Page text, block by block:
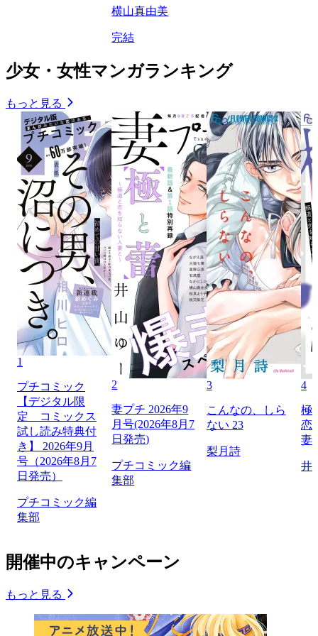
横山真由美
完結
少女・女性マンガランキング
もっと見る
1
プチコミック
【デジタル限
定 コミックス
試し読み特典付
き】 2026年9月
号（2026年8月7
日発売）
プチコミック編
集部
2
妻プチ 2026年9
月号(2026年8月7
日発売)
プチコミック編
集部
3
こんなの、しら
ない 23
梨月詩
4
極
恋
妻
井
開催中のキャンペーン
もっと見る